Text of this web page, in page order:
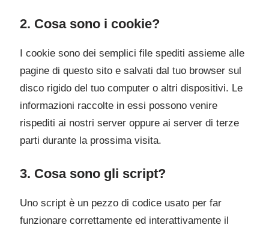
2. Cosa sono i cookie?
I cookie sono dei semplici file spediti assieme alle
pagine di questo sito e salvati dal tuo browser sul
disco rigido del tuo computer o altri dispositivi. Le
informazioni raccolte in essi possono venire
rispediti ai nostri server oppure ai server di terze
parti durante la prossima visita.
3. Cosa sono gli script?
Uno script è un pezzo di codice usato per far
funzionare correttamente ed interattivamente il